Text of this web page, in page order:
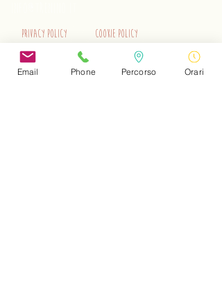
Privacy Policy Cookie Policy
EN Privacy Policy EN Cookie Policy
Email Phone Percorso Orari